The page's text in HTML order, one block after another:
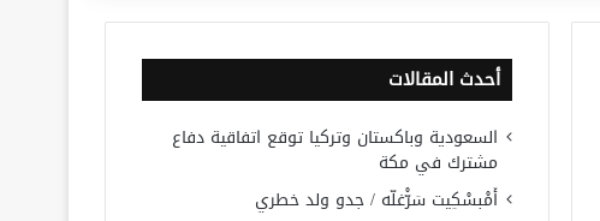
أحدث المقالات
السعودية وباكستان وتركيا توقع اتفاقية دفاع
مشترك في مكة
أَمْبسْكِيت سَرّْغلّه / جدو ولد خطري